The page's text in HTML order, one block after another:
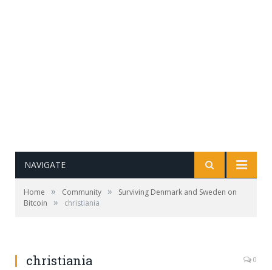
NAVIGATE
Home » Community »
Surviving Denmark and Sweden on
Bitcoin
» christiania
christiania 0